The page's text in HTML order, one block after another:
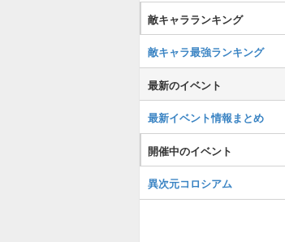
敵キャラランキング
敵キャラ最強ランキング
最新のイベント
最新イベント情報まとめ
開催中のイベント
異次元コロシアム